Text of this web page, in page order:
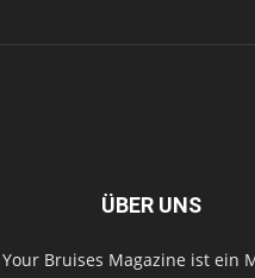
ÜBER UNS
Your Bruises Magazine ist ein